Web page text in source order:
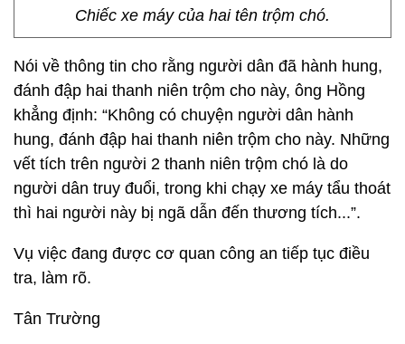
Chiếc xe máy của hai tên trộm chó.
Nói về thông tin cho rằng người dân đã hành hung,
đánh đập hai thanh niên trộm cho này, ông Hồng
khẳng định: “Không có chuyện người dân hành
hung, đánh đập hai thanh niên trộm cho này. Những
vết tích trên người 2 thanh niên trộm chó là do
người dân truy đuổi, trong khi chạy xe máy tẩu thoát
thì hai người này bị ngã dẫn đến thương tích...”.
Vụ việc đang được cơ quan công an tiếp tục điều
tra, làm rõ.
Tân Trường